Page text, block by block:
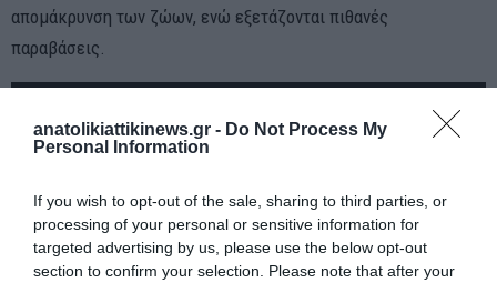
anatolikiattikinews.gr - Do Not Process My
Personal Information
If you wish to opt-out of the sale, sharing to third parties, or
processing of your personal or sensitive information for
targeted advertising by us, please use the below opt-out
section to confirm your selection. Please note that after your
απομάκρυνση των ζώων, ενώ εξετάζονται πιθανές
παραβάσεις.